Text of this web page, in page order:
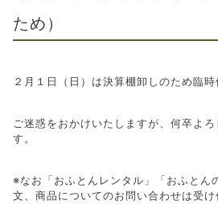
ため）
２月１日（日）は決算棚卸しのため臨時
ご迷惑をおかけいたしますが、何卒よ
す。
※なお「おふとんレンタル」「おふとん
文、商品についてのお問い合わせは受け